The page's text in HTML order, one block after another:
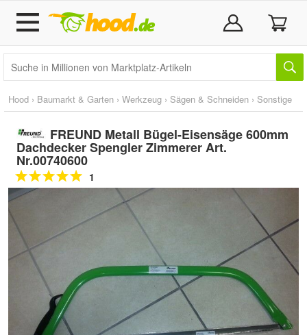
Hood › Baumarkt & Garten › Werkzeug › Sägen & Schneiden › Sonstige
FREUND Metall Bügel-Eisensäge 600mm
Dachdecker Spengler Zimmerer Art.
Nr.00740600
1